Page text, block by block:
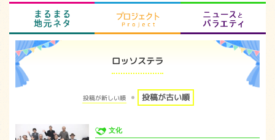
まるまる地元ネタ プロジェクト
ロッソステラ
投稿が新しい順 投稿が古い順
文化